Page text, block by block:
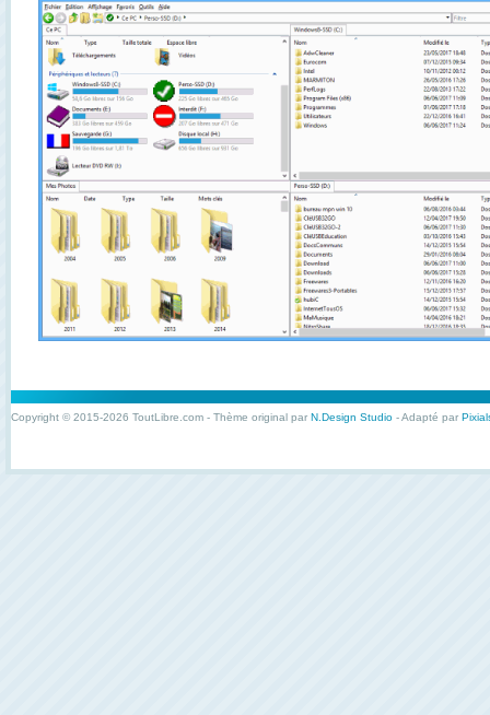
Copyright © 2015-2026 ToutLibre.com - Thème original par N.Design Studio - Adapté par